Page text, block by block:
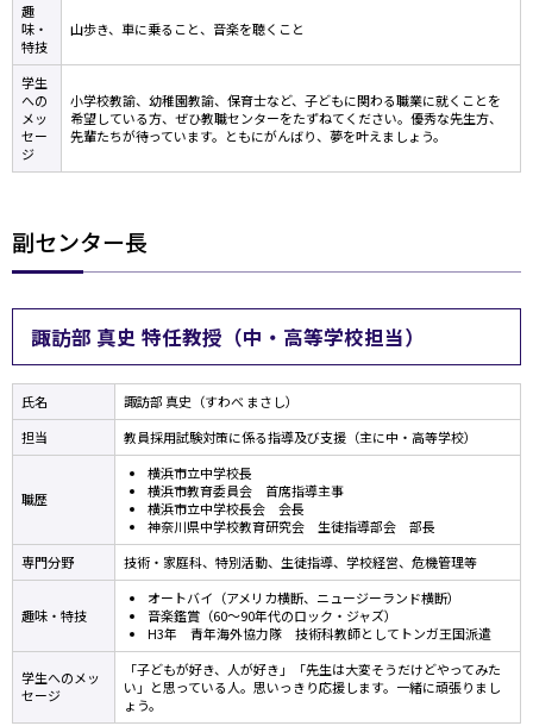
趣
味・
特技
山歩き、車に乗ること、音楽を聴くこと
学生
への
メッ
セー
ジ
小学校教諭、幼稚園教諭、保育士など、子どもに関わる職業に就くことを
希望している方、ぜひ教職センターをたずねてください。優秀な先生方、
先輩たちが待っています。ともにがんばり、夢を叶えましょう。
副センター長
諏訪部 真史 特任教授（中・高等学校担当）
氏名
諏訪部 真史（すわべ まさし）
担当
教員採用試験対策に係る指導及び支援（主に中・高等学校）
職歴
横浜市立中学校長
横浜市教育委員会 首席指導主事
横浜市立中学校長会 会長
神奈川県中学校教育研究会 生徒指導部会 部長
専門分野
技術・家庭科、特別活動、生徒指導、学校経営、危機管理等
趣味・特技
オートバイ（アメリカ横断、ニュージーランド横断）
音楽鑑賞（60～90年代のロック・ジャズ）
H3年 青年海外協力隊 技術科教師としてトンガ王国派遣
学生へのメッ
セージ
「子どもが好き、人が好き」「先生は大変そうだけどやってみた
い」と思っている人。思いっきり応援します。一緒に頑張りまし
ょう。